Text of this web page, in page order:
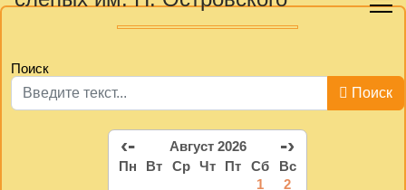
Поиск
Поиск
‹- Август 2026 -›
Пн Вт Ср Чт Пт Сб
Вс
1
2